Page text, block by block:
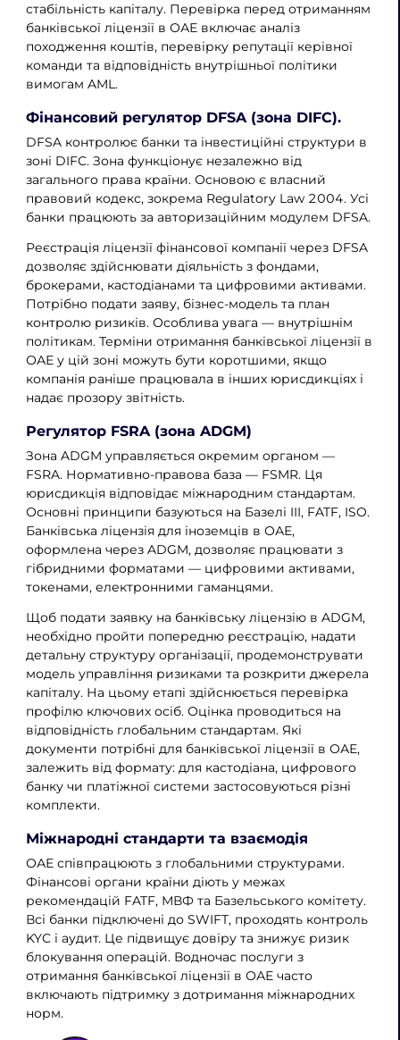
стабільність капіталу. Перевірка перед отриманням
банківської ліцензії в ОАЕ включає аналіз
походження коштів, перевірку репутації керівної
команди та відповідність внутрішньої політики
вимогам AML.
Фінансовий регулятор DFSA (зона DIFC).
DFSA контролює банки та інвестиційні структури в
зоні DIFC. Зона функціонує незалежно від
загального права країни. Основою є власний
правовий кодекс, зокрема Regulatory Law 2004. Усі
банки працюють за авторизаційним модулем DFSA.
Реєстрація ліцензії фінансової компанії через DFSA
дозволяє здійснювати діяльність з фондами,
брокерами, кастодіанами та цифровими активами.
Потрібно подати заяву, бізнес-модель та план
контролю ризиків. Особлива увага — внутрішнім
політикам. Терміни отримання банківської ліцензії в
ОАЕ у цій зоні можуть бути коротшими, якщо
компанія раніше працювала в інших юрисдикціях і
надає прозору звітність.
Регулятор FSRA (зона ADGM)
Зона ADGM управляється окремим органом —
FSRA. Нормативно-правова база — FSMR. Ця
юрисдикція відповідає міжнародним стандартам.
Основні принципи базуються на Базелі III, FATF, ISO.
Банківська ліцензія для іноземців в ОАЕ,
оформлена через ADGM, дозволяє працювати з
гібридними форматами — цифровими активами,
токенами, електронними гаманцями.
Щоб подати заявку на банківську ліцензію в ADGM,
необхідно пройти попередню реєстрацію, надати
детальну структуру організації, продемонструвати
модель управління ризиками та розкрити джерела
капіталу. На цьому етапі здійснюється перевірка
профілю ключових осіб. Оцінка проводиться на
відповідність глобальним стандартам. Які
документи потрібні для банківської ліцензії в ОАЕ,
залежить від формату: для кастодіана, цифрового
банку чи платіжної системи застосовуються різні
комплекти.
Міжнародні стандарти та взаємодія
ОАЕ співпрацюють з глобальними структурами.
Фінансові органи країни діють у межах
рекомендацій FATF, МВФ та Базельського комітету.
Всі банки підключені до SWIFT, проходять контроль
KYC і аудит. Це підвищує довіру та знижує ризик
блокування операцій. Водночас послуги з
отримання банківської ліцензії в ОАЕ часто
включають підтримку з дотримання міжнародних
норм.